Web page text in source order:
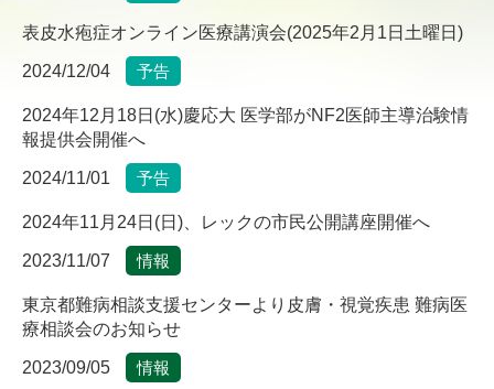
表皮水疱症オンライン医療講演会(2025年2月1日土曜日)
2024/12/04 予告
2024年12月18日(水)慶応大 医学部がNF2医師主導治験情
報提供会開催へ
2024/11/01 予告
2024年11月24日(日)、レックの市民公開講座開催へ
2023/11/07 情報
東京都難病相談支援センターより皮膚・視覚疾患 難病医
療相談会のお知らせ
2023/09/05 情報